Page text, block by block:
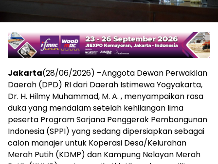
Jakarta(28/06/2026) –Anggota Dewan Perwakilan
Daerah (DPD) RI dari Daerah Istimewa Yogyakarta,
Dr. H. Hilmy Muhammad, M. A. , menyampaikan rasa
duka yang mendalam setelah kehilangan lima
peserta Program Sarjana Penggerak Pembangunan
Indonesia (SPPI) yang sedang dipersiapkan sebagai
calon manajer untuk Koperasi Desa/Kelurahan
Merah Putih (KDMP) dan Kampung Nelayan Merah